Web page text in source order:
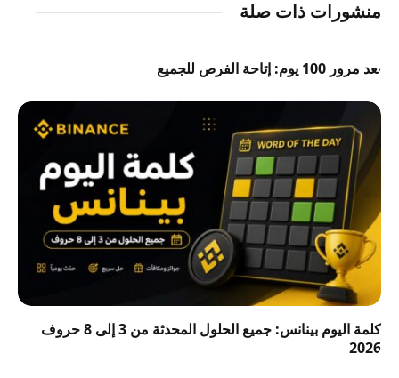
منشورات ذات صلة
بعد مرور 100 يوم: إتاحة الفرص للجميع
كلمة اليوم بينانس: جميع الحلول المحدثة من 3 إلى 8 حروف
2026